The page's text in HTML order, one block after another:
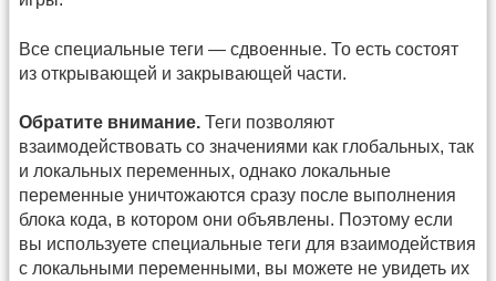
Все специальные теги — сдвоенные. То есть состоят
из открывающей и закрывающей части.
Обратите внимание. Теги позволяют
взаимодействовать со значениями как глобальных, так
и локальных переменных, однако локальные
переменные уничтожаются сразу после выполнения
блока кода, в котором они объявлены. Поэтому если
вы используете специальные теги для взаимодействия
с локальными переменными, вы можете не увидеть их